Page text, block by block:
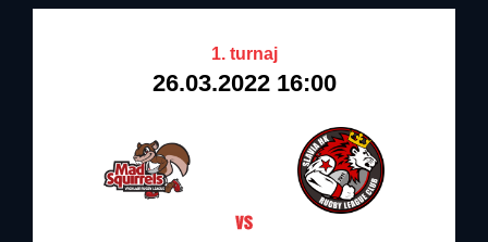
1. turnaj
26.03.2022 16:00